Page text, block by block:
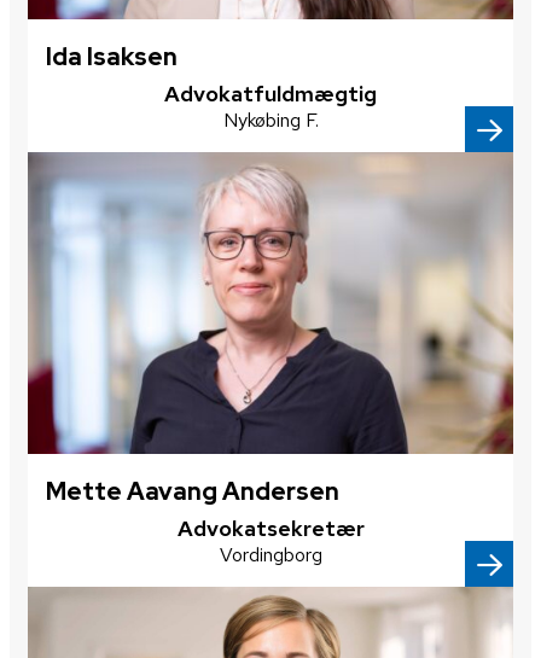
Ida Isaksen
​Advokatfuldmægtig
Nykøbing F.
Mette Aavang Andersen
Advokatsekretær
Vordingborg